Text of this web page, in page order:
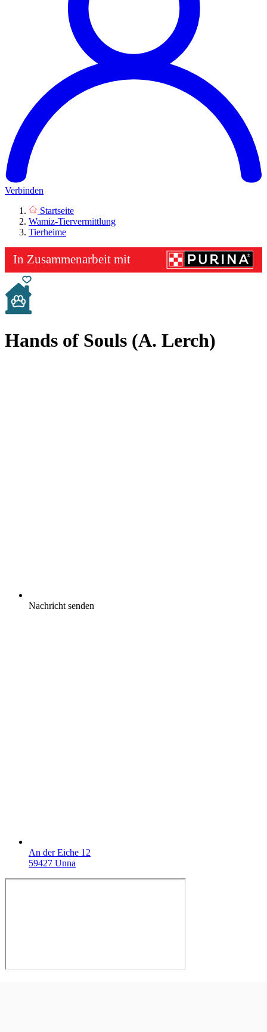
Verbinden
Startseite
Wamiz-Tiervermittlung
Tierheime
Hands of Souls (A. Lerch)
Nachricht senden
An der Eiche 12
59427 Unna